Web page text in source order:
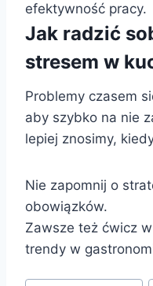
efektywność pracy.
Jak radzić
stresem w
Problemy czasem
aby szybko na nie
lepiej znosimy,
Nie zapomnij o
obowiązków.
Zawsze też ćwicz
trendy w